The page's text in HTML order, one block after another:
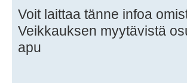
Voit laittaa tänne infoa
Veikkauksen myytävistä
apu